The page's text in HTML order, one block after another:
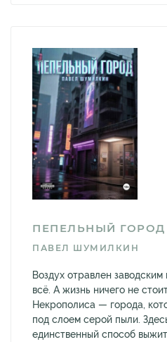
ПЕПЕЛЬНЫЙ ГОРОД
ПАВЕЛ ШУМИЛКИН
Воздух отравлен
всё. А жизнь ничего не
Некрополиса — города,
под слоем серой пыли.
единственный способ